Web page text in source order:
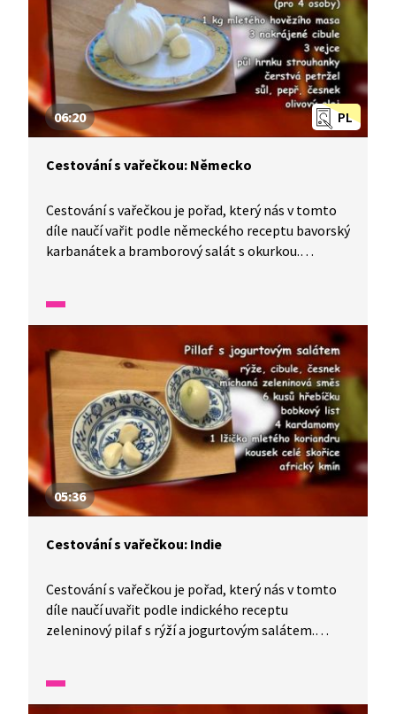
PL
06:20
Cestování s vařečkou: Německo
Cestování s vařečkou je pořad, který nás v tomto
díle naučí vařit podle německého receptu bavorský
karbanátek a bramborový salát s okurkou.
05:36
Cestování s vařečkou: Indie
Cestování s vařečkou je pořad, který nás v tomto
díle naučí uvařit podle indického receptu
zeleninový pilaf s rýží a jogurtovým salátem.
netradičně prostřený stůl, na kterém toho